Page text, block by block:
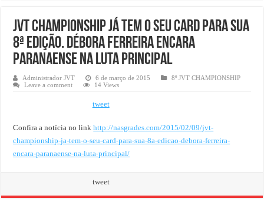
JVT Championship já tem o seu card para sua
8ª edição. Débora Ferreira encara
paranaense na luta principal
Administrador JVT 6 de março de 2015
8º JVT CHAMPIONSHIP
Leave a comment
14 Views
tweet
Confira a notícia no linkhttp://nasgrades.com/2015/02/09/jvt-
championship-ja-tem-o-seu-card-para-sua-8a-edicao-debora-ferreira-
encara-paranaense-na-luta-principal/
tweet